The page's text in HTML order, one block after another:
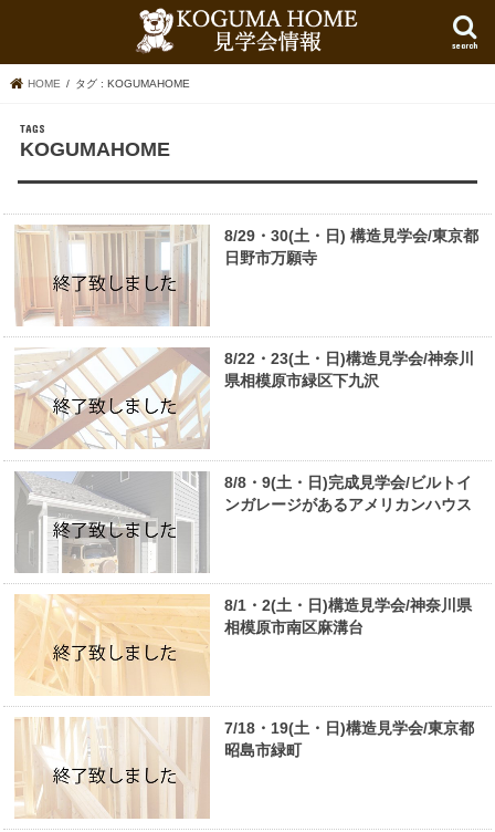
search
HOME タグ : KOGUMAHOME
KOGUMAHOME
8/29・30(土・日) 構造見学会/東京都
日野市万願寺
8/22・23(土・日)構造見学会/神奈川
県相模原市緑区下九沢
8/8・9(土・日)完成見学会/ビルトイ
ンガレージがあるアメリカンハウス
8/1・2(土・日)構造見学会/神奈川県
相模原市南区麻溝台
7/18・19(土・日)構造見学会/東京都
昭島市緑町